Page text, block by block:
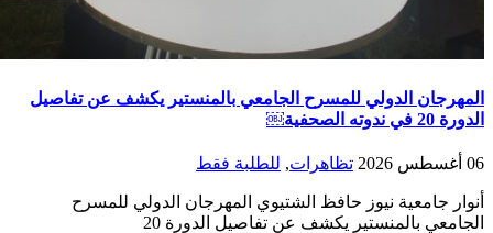
المهرجان الدولي للمسرح الجامعي بالمنستير يكشف عن تفاصيل
الدورة 20 في ندوته الصحفية￼
06 أغسطس 2026 تظاهرات, للطلبة فقط
أنوار جامعية نيوز حافظ الشتيوي المهرجان الدولي للمسرح
الجامعي بالمنستير يكشف عن تفاصيل الدورة 20